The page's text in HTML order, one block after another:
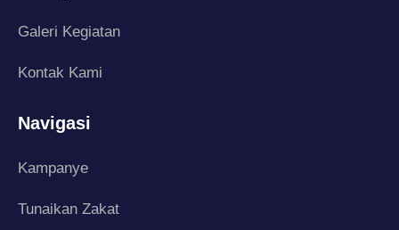
Galeri Kegiatan
Kontak Kami
Navigasi
Kampanye
Tunaikan Zakat